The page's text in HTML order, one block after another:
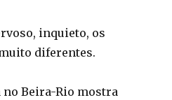
inquieto, os
diferentes.
no Beira-Rio mostra